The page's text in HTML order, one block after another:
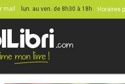
mail lun. au ven. de 8h30 à 18h Horaires